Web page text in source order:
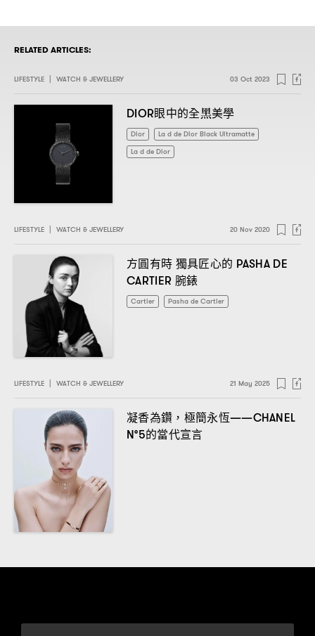
RELATED ARTICLES:
LIFESTYLE WATCH & JEWELLERY 03 Oct 2023
DIOR眼中的全黑美學
Dior
La d de Dior Black Ultramatte
La d de Dior
LIFESTYLE WATCH & JEWELLERY 20 Nov 2020
方圓有時 獨具匠心的 PASHA DE
CARTIER 腕錶
Cartier Pasha de Cartier
LIFESTYLE WATCH & JEWELLERY 21 May 2025
凝香為鑽 ， 極簡永恆——CHANEL
N°5的當代宣言